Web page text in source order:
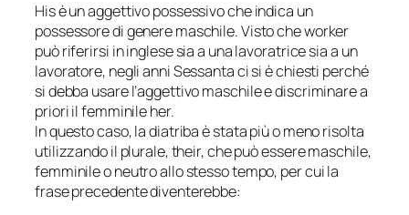
His è un aggettivo possessivo che indica un
possessore di genere maschile. Visto che worker
può riferirsi in inglese sia a una lavoratrice sia a un
lavoratore, negli anni Sessanta ci si è chiesti perché
si debba usare l’aggettivo maschile e discriminare a
priori il femminile her.
In questo caso, la diatriba è stata più o meno risolta
utilizzando il plurale, their, che può essere maschile,
femminile o neutro allo stesso tempo, per cui la
frase precedente diventerebbe: